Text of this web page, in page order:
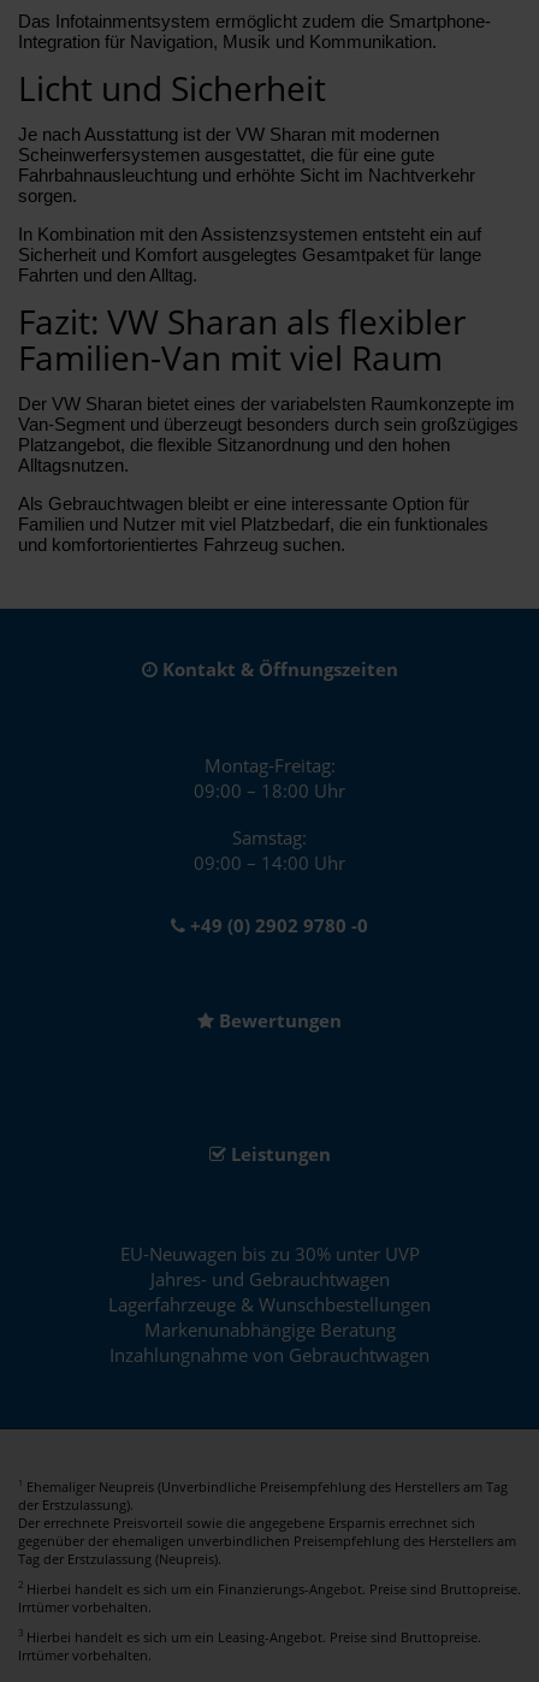
Das Infotainmentsystem ermöglicht zudem die Smartphone-
Integration für Navigation, Musik und Kommunikation.
Licht und Sicherheit
Je nach Ausstattung ist der VW Sharan mit modernen
Scheinwerfersystemen ausgestattet, die für eine gute
Fahrbahnausleuchtung und erhöhte Sicht im Nachtverkehr
sorgen.
In Kombination mit den Assistenzsystemen entsteht ein auf
Sicherheit und Komfort ausgelegtes Gesamtpaket für lange
Fahrten und den Alltag.
Fazit: VW Sharan als flexibler
Familien-Van mit viel Raum
Der VW Sharan bietet eines der variabelsten Raumkonzepte im
Van-Segment und überzeugt besonders durch sein großzügiges
Platzangebot, die flexible Sitzanordnung und den hohen
Alltagsnutzen.
Als Gebrauchtwagen bleibt er eine interessante Option für
Familien und Nutzer mit viel Platzbedarf, die ein funktionales
und komfortorientiertes Fahrzeug suchen.
Kontakt & Öffnungszeiten
Montag-Freitag:
09:00 – 18:00 Uhr
Samstag:
09:00 – 14:00 Uhr
+49 (0) 2902 9780 -0
Bewertungen
Leistungen
EU-Neuwagen bis zu 30% unter UVP
Jahres- und Gebrauchtwagen
Lagerfahrzeuge & Wunschbestellungen
Markenunabhängige Beratung
Inzahlungnahme von Gebrauchtwagen
1
Ehemaliger Neupreis (Unverbindliche Preisempfehlung des Herstellers am Tag
der Erstzulassung).
Der errechnete Preisvorteil sowie die angegebene Ersparnis errechnet sich
gegenüber der ehemaligen unverbindlichen Preisempfehlung des Herstellers am
Tag der Erstzulassung (Neupreis).
2 Hierbei handelt es sich um ein Finanzierungs-Angebot. Preise sind Bruttopreise.
Irrtümer vorbehalten.
3 Hierbei handelt es sich um ein Leasing-Angebot. Preise sind Bruttopreise.
Irrtümer vorbehalten.